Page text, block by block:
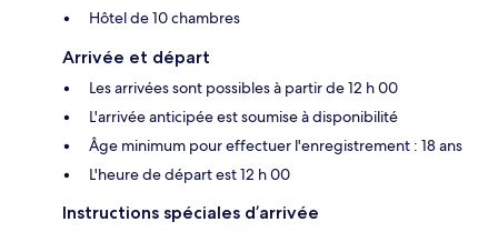
Hôtel de 10 chambres
Arrivée et départ
Les arrivées sont possibles à partir de 12 h 00
L'arrivée anticipée est soumise à disponibilité
Âge minimum pour effectuer l'enregistrement : 18 ans
L'heure de départ est 12 h 00
Instructions spéciales d’arrivée